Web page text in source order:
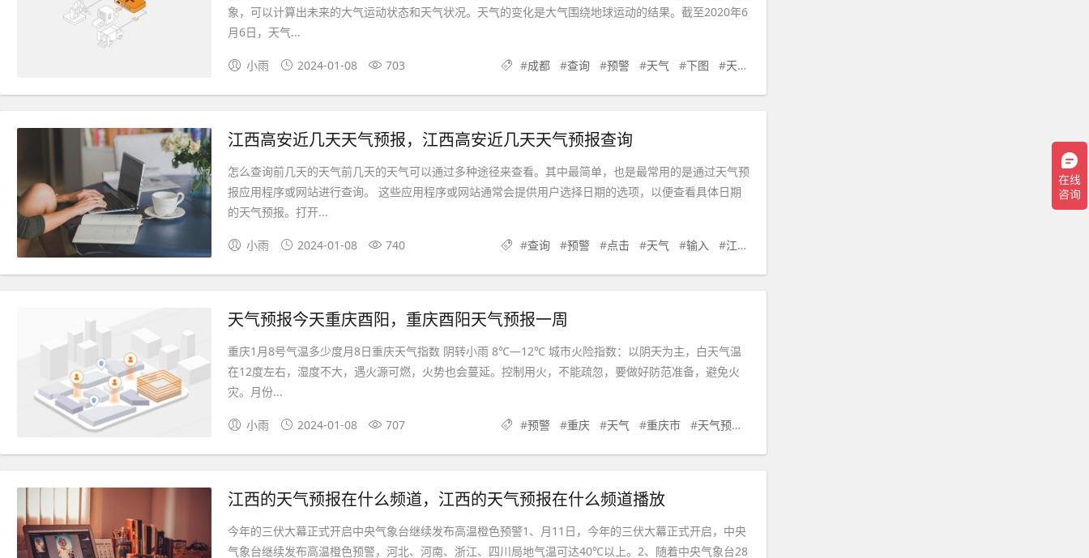
象，可以计算出未来的大气运动状态和天气状况。天气的变化是大气围绕地球运动的结果。截至2020年6
月6日，天气...
小雨 2024-01-08 703 #成都 #查询 #预警 #天气 #下图 #天气预报
江西高安近几天天气预报，江西高安近几天天气预报查询
怎么查询前几天的天气前几天的天气可以通过多种途径来查看。其中最简单，也是最常用的是通过天气预
报应用程序或网站进行查询。 这些应用程序或网站通常会提供用户选择日期的选项，以便查看具体日期
的天气预报。打开...
小雨 2024-01-08 740 #查询 #预警 #点击 #天气 #输入 #江西
天气预报今天重庆酉阳，重庆酉阳天气预报一周
重庆1月8号气温多少度月8日重庆天气指数 阴转小雨 8℃—12℃ 城市火险指数：以阴天为主，白天气温
在12度左右，湿度不大，遇火源可燃，火势也会蔓延。控制用火，不能疏忽，要做好防范准备，避免火
灾。月份...
小雨 2024-01-08 707 #预警 #重庆 #天气 #重庆市 #天气预报
江西的天气预报在什么频道，江西的天气预报在什么频道播放
今年的三伏大幕正式开启中央气象台继续发布高温橙色预警1、月11日，今年的三伏大幕正式开启，中央
气象台继续发布高温橙色预警，河北、河南、浙江、四川局地气温可达40℃以上。2、随着中央气象台28